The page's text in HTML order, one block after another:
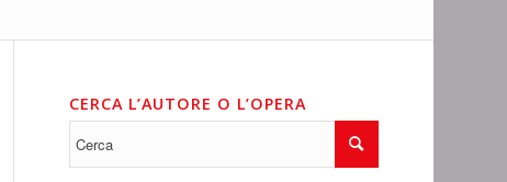
CERCA L’AUTORE O L’OPERA